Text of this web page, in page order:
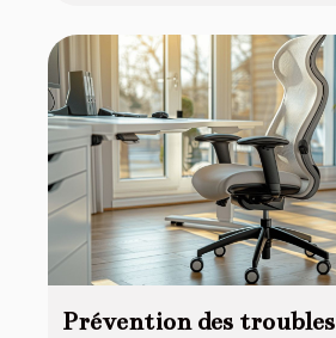
Prévention des troubles